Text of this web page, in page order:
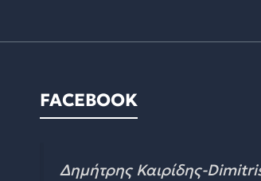
FACEBOOK
Δημήτρης Καιρίδης-